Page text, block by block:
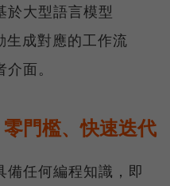
於大型語言模型
生成對應的工作流
面。
門檻、快速迭代
備任何編程知識，即